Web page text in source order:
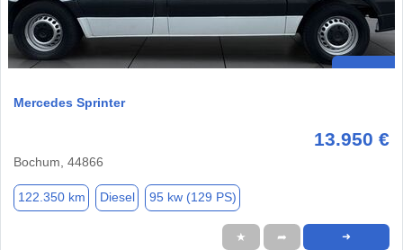
Mercedes Sprinter
13.950 €
Bochum, 44866
122.350 km Diesel 95 kw (129 PS)
★ ➦ ➜